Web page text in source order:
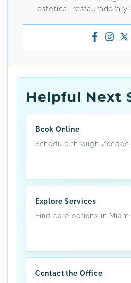
estética, restauradora y
Helpful Next
Book Online
Schedule through Zocdoc.
Explore Services
Find care options in
Contact the Office